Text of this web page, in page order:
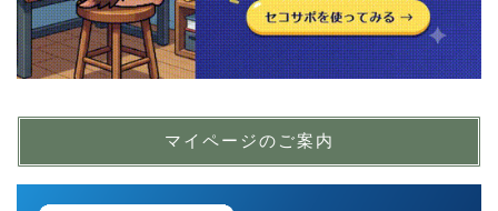
マイページのご案内